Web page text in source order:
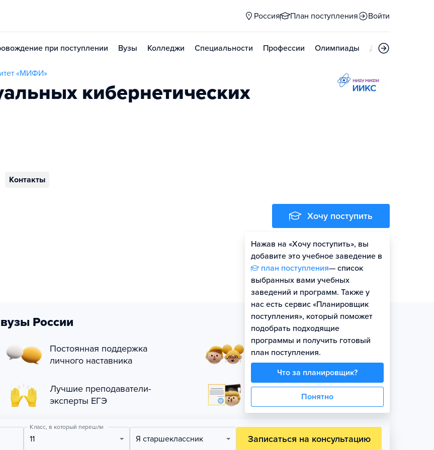
Россия План поступления Войти
при поступлении Вузы Колледжи Специальности Профессии Олимпиады Дни открытых
«МИФИ»
кибернетических
Контакты
Хочу поступить
Нажав на «Хочу поступить», вы
добавите это учебное заведение в
план поступления— список
выбранных вами учебных
заведений и программ. Также у
нас есть сервис «Планировщик
поступления», который поможет
подобрать подходящие
программы и получить готовый
план поступления.
Что за планировщик?
Понятно
Оценить шансы
России
Постоянная поддержка
личного наставника
Занятия в небольших
группах по уровню
Лучшие преподаватели-
эксперты ЕГЭ
Официальная гарантия
поступления на бюджет
Класс, в который перешли
11 Я старшеклассник Записаться на консультацию